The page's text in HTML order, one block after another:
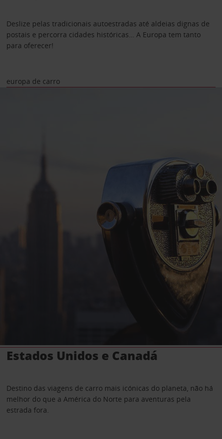
Deslize pelas tradicionais autoestradas até aldeias dignas de
postais e percorra cidades históricas… A Europa tem tanto
para oferecer!
europa de carro
Estados Unidos e Canadá
Destino das viagens de carro mais icónicas do planeta, não há
melhor do que a América do Norte para aventuras pela
estrada fora.